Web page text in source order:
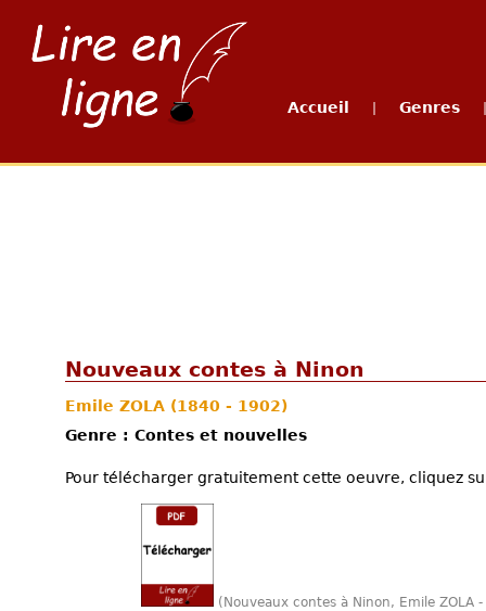
Accueil Genres
Nouveaux contes à Ninon
Emile ZOLA (1840 - 1902)
Genre : Contes et nouvelles
Pour télécharger gratuitement cette oeuvre, cliquez
(Nouveaux contes à Ninon, Emile ZOLA